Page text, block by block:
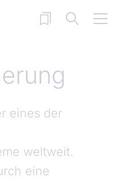
eines der
weltweit.
eine